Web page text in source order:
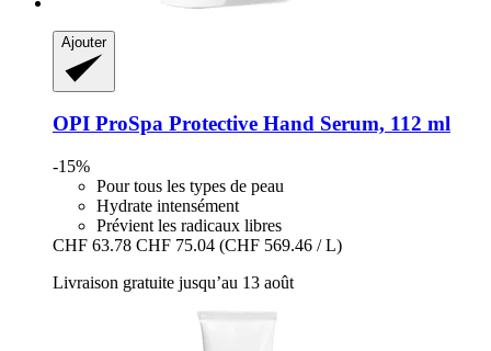
Ajouter
OPI ProSpa Protective Hand Serum, 112 ml
-15%
Pour tous les types de peau
Hydrate intensément
Prévient les radicaux libres
CHF 63.78 CHF 75.04 (CHF 569.46 / L)
Livraison gratuite jusqu’au 13 août